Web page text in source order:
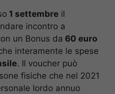
1 settembre il
incontro a
un Bonus da 60 euro
interamente le spese
. Il voucher può
fisiche che nel 2021
lordo annuo